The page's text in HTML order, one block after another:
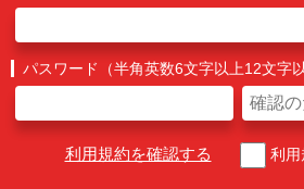
パスワード（半角英数6文字以上12文字以
利用規約を確認する 利用